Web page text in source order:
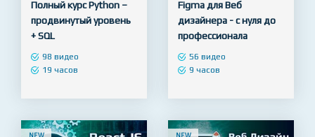
Premium-PLUS
    
     5
продвинутый уровень
+ SQL
    
     5
Figma для Веб
дизайнера - с нуля до
профессионала